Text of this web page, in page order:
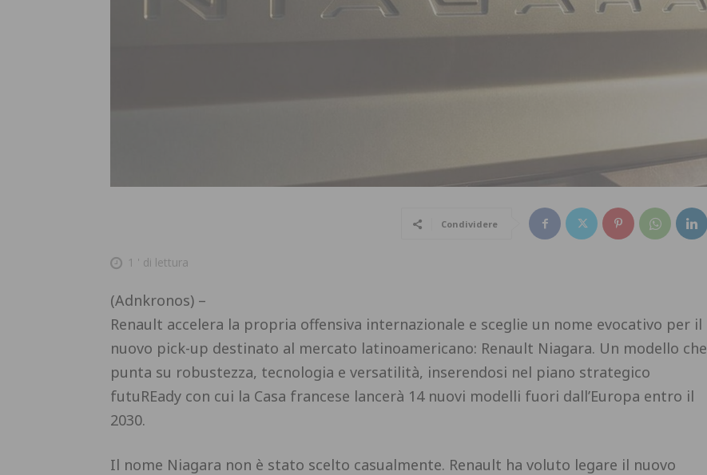
Condividere
1 ' di lettura
(Adnkronos) –
Renault accelera la propria offensiva internazionale e sceglie un nome evocativo per il
nuovo pick-up destinato al mercato latinoamericano: Renault Niagara. Un modello che
punta su robustezza, tecnologia e versatilità, inserendosi nel piano strategico
futuREady con cui la Casa francese lancerà 14 nuovi modelli fuori dall’Europa entro il
2030.
Il nome Niagara non è stato scelto casualmente. Renault ha voluto legare il nuovo